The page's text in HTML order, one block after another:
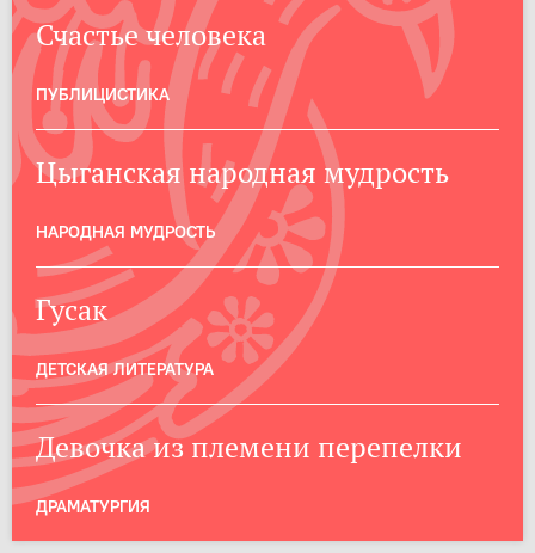
Счастье человека
ПУБЛИЦИСТИКА
Цыганская народная мудрость
НАРОДНАЯ МУДРОСТЬ
Гусак
ДЕТСКАЯ ЛИТЕРАТУРА
Девочка из племени перепелки
ДРАМАТУРГИЯ